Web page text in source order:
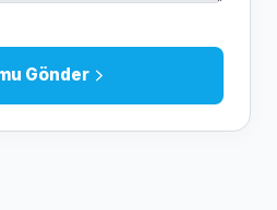
Gönder